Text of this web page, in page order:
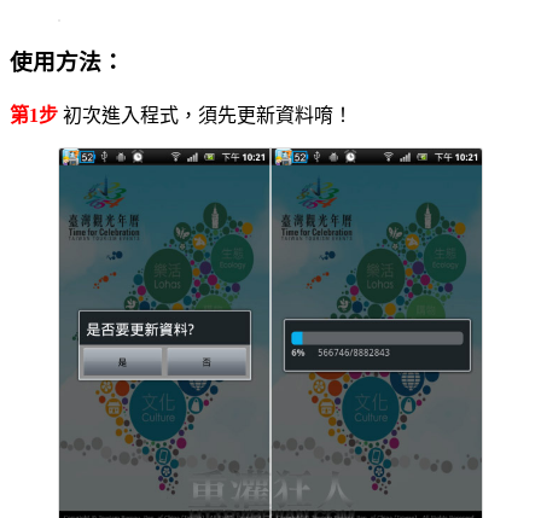
使用方法：
第1步 初次進入程式，須先更新資料唷！